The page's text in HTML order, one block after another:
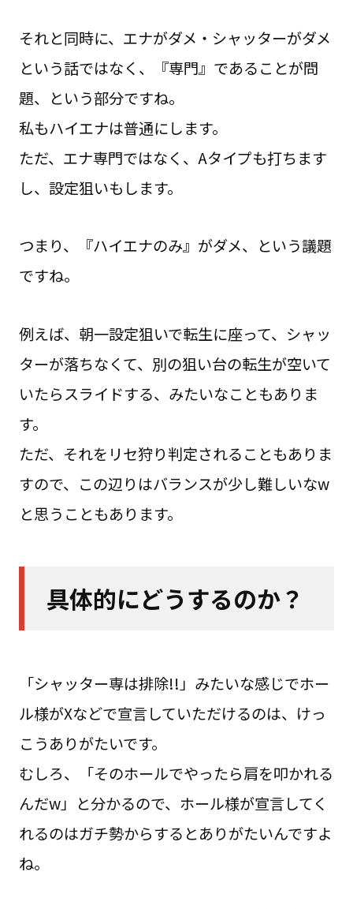
それと同時に、エナがダメ・シャッターがダメ
という話ではなく、『専門』であることが問
題、という部分ですね。
私もハイエナは普通にします。
ただ、エナ専門ではなく、Aタイプも打ちます
し、設定狙いもします。
つまり、『ハイエナのみ』がダメ、という議題
ですね。
例えば、朝一設定狙いで転生に座って、シャッ
ターが落ちなくて、別の狙い台の転生が空いて
いたらスライドする、みたいなこともありま
す。
ただ、それをリセ狩り判定されることもありま
すので、この辺りはバランスが少し難しいなw
と思うこともあります。
具体的にどうするのか？
「シャッター専は排除!!」みたいな感じでホー
ル様がXなどで宣言していただけるのは、けっ
こうありがたいです。
むしろ、「そのホールでやったら肩を叩かれる
んだw」と分かるので、ホール様が宣言してく
れるのはガチ勢からするとありがたいんですよ
ね。